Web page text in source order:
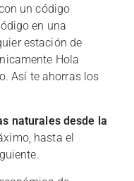
un código
en una
estación de
Hola
Así te ahorras los
naturales desde la
hasta el